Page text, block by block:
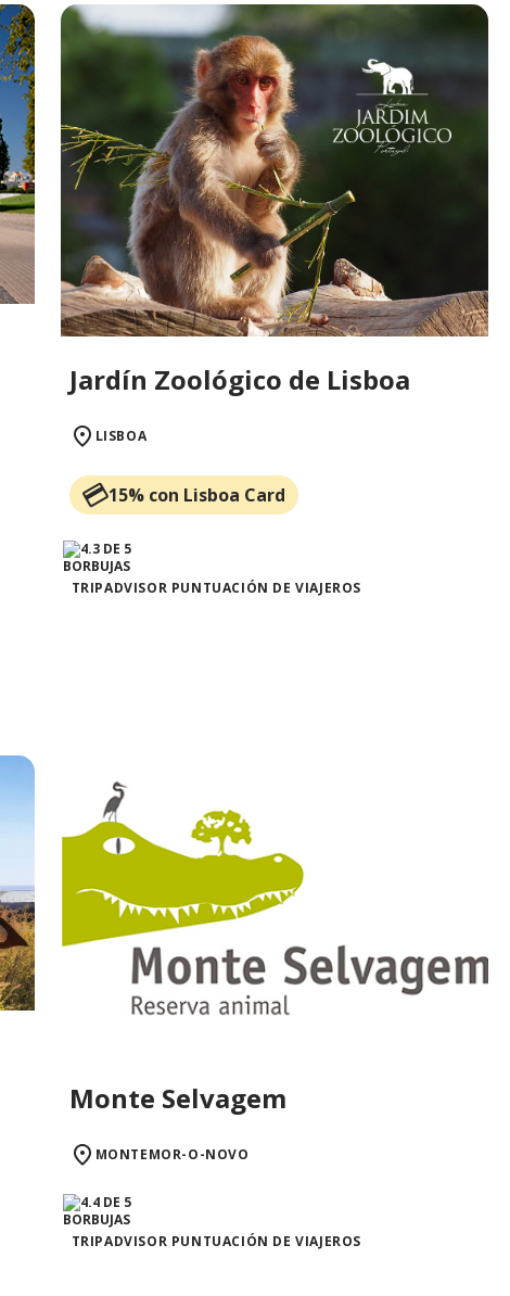
Jardín Zoológico de Lisboa
LISBOA
15% con Lisboa Card
TRIPADVISOR PUNTUACIÓN DE VIAJEROS
Monte Selvagem
MONTEMOR-O-NOVO
TRIPADVISOR PUNTUACIÓN DE VIAJEROS